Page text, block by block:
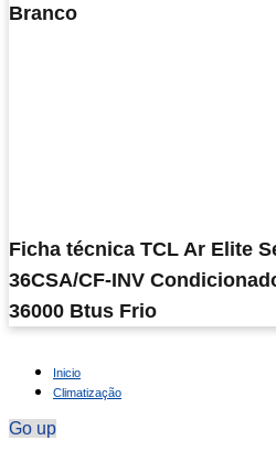
Branco
Ficha técnica TCL Ar Elite
36CSA/CF-INV
36000 Btus Frio
Inicio
Climatização
Go up